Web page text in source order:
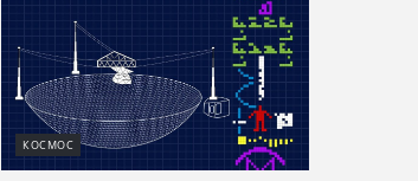
КОСМОС